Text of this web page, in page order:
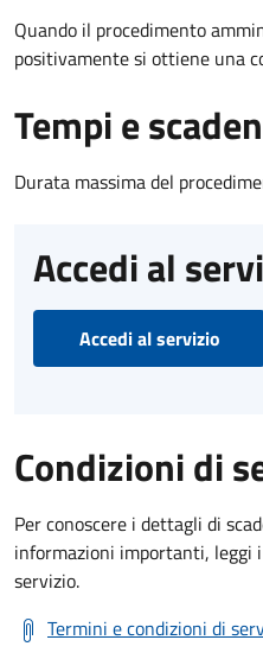
Quando il procedimento
positivamente si ottiene una
Tempi e
Durata massima del
Accedi al
Accedi al servizio
Condizioni di
Per conoscere i dettagli di
informazioni importanti, leggi
servizio.
Termini e condizioni di